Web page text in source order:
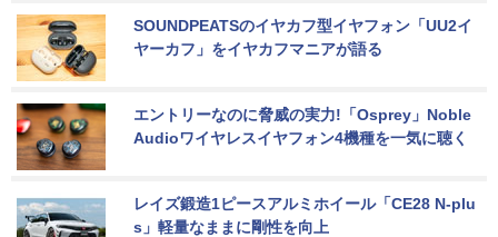
SOUNDPEATSのイヤカフ型イヤフォン「UU2イ
ヤーカフ」をイヤカフマニアが語る
エントリーなのに脅威の実力!「Osprey」Noble
Audioワイヤレスイヤフォン4機種を一気に聴く
レイズ鍛造1ピースアルミホイール「CE28 N-plu
s」軽量なままに剛性を向上